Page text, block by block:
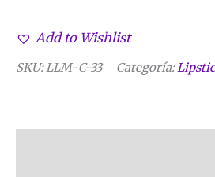
Add to Wishlist
SKU: LLM-C-33 Categoría: